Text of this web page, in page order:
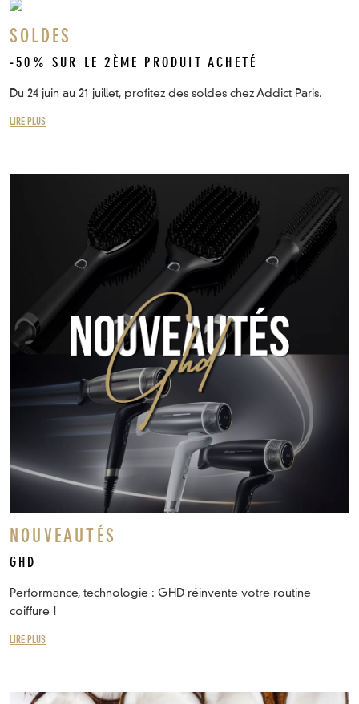
SOLDES
-50% SUR LE 2ÈME PRODUIT ACHETÉ
Du 24 juin au 21 juillet, profitez des soldes chez Addict Paris.
LIRE PLUS
NOUVEAUTÉS
GHD
Performance, technologie : GHD réinvente votre routine
coiffure !
LIRE PLUS